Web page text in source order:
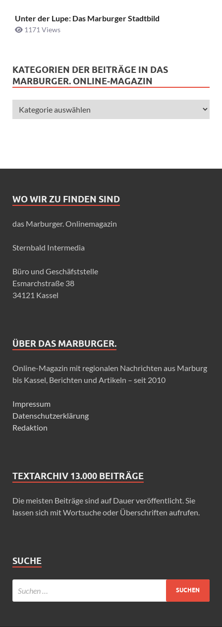
Unter der Lupe: Das Marburger Stadtbild
1171 Views
KATEGORIEN DER BEITRÄGE IN DAS
MARBURGER. ONLINE-MAGAZIN
WO WIR ZU FINDEN SIND
das Marburger. Onlinemagazin
Sternbald Intermedia
Büro und Geschäfststelle
Esmarchstraße 38
34121 Kassel
ÜBER DAS MARBURGER.
Online-Magazin mit regionalen Nachrichten aus Marburg
bis Kassel, Berichten und Artikeln – seit 2010
Impressum
Datenschutzerklärung
Redaktion
TEXTARCHIV 13.000 BEITRÄGE
Die meisten Beiträge sind auf Dauer veröffentlicht. Sie
lassen sich mit Wortsuche oder Überschriften aufrufen.
SUCHE